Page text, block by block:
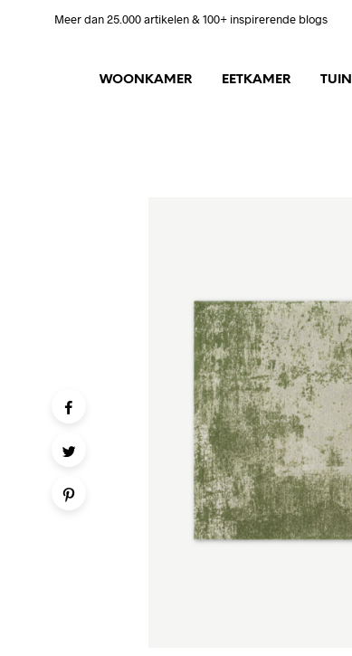
Meer dan 25.000 artikelen & 100+ inspirerende blogs
WOONKAMER EETKAMER TUIN